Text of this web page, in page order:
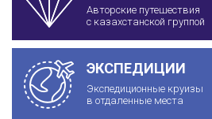
Авторские путешествия
с казахстанской группой
ЭКСПЕДИЦИИ
Экспедиционные круизы
в отдаленные места